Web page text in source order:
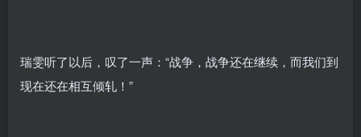
瑞雯听了以后，叹了一声：“战争，战争还在继续，而我们到
现在还在相互倾轧！”